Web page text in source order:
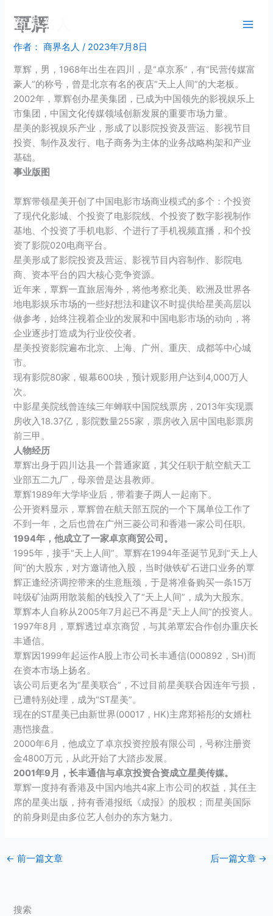
商界名人
覃辉
作者： 商界名人/ 2023年7月8日
覃辉 ，男，1968年出生在四川，是“卓京系”，有“民营传媒富
豪人”的称号，曾是北京有名的夜店“天上人间”的大老板。
2002年，覃辉创办星美集团 ，已成为中国领先的影视娱乐上
市集团，中国文化传媒领域创新发展的重要市场力量。
星美的影视娱乐产业，形成了以影院投资及营运、影视节目
投资、制作及发行、电子商务为主体的业务战略构架和产业
基础。
事业版图
覃辉带领星美开创了中国电影市场商业模式的多个：个投资
了现代化影城、个投资了电影院线、个投资了数字影视制作
基地、个投资了手机电影、个进行了手机视频直播，和个投
资了影院020电商平台。
星美形成了影院投资及营运、影视节目内容制作、影院电
商、资本平台的四大核心竞争资源。
近年来，覃辉一直旅居海外，将他考察北美、欧洲及世界各
地电影娱乐市场的一些好想法和建议不时提供给星美高层以
做参考，始终注视着企业的发展和中国电影市场的动向，将
企业逐步打造成为行业佼佼者。
星美投资影院遍布北京、上海、广州、重庆、成都等中心城
市。
现有影院80家，银幕600块，预计观影用户达到4,000万人
次。
中影星美院线曾连续三年蝉联中国院线票房，2013年实现票
房收入18.37亿，影院数量255家，票房收入居中国电影票房
前三甲。
人物经历
覃辉出身于四川达县一个普通家庭，其父任职于航空航天工
业部五二九厂，母亲曾是达县教师。
覃辉1989年大学毕业后，带着妻子两人一起南下。
公开资料显示，覃辉曾在航天部五院的一个下属单位工作了
不到一年，之后也曾在广州三菱公司和香港一家公司任职。
1994年，他成立了一家卓京商贸公司。
1995年，接手“天上人间”。覃辉在1994年圣诞节见到“天上人
间”的大股东 ，对方邀请他入股，当时做铁矿石进口业务的覃
辉正逢经济调控带来的生意瓶颈，于是将准备购买一条15万
吨级矿油两用散装船的钱投入了“天上人间”，成为大股东。
覃辉本人自称从2005年7月起已不再是“天上人间”的投资人。
1997年8月，覃辉透过卓京商贸，与其弟覃宏合作创办重庆长
丰通信。
覃辉因1999年起运作A股上市公司长丰通信(000892，SH)而
在资本市场上扬名。
该公司后更名为“星美联合”，不过目前星美联合因连年亏损，
已遭特别处理，成为“ST星美”。
现在的ST星美已由新世界(00017，HK)主席郑裕彤的女婿杜
惠恺接盘。
2000年6月，他成立了卓京投资控股有限公司，号称注册资
金4800万元，从此开始了大踏步发展。
2001年9月，长丰通信与卓京投资合资成立星美传媒。
覃辉一度持有香港及中国内地共4家上市公司的权益，其任主
席的星美出版，持有香港报纸《成报》的股权；而星美国际
的前身则是由多位艺人创办的东方魅力。
← 前一篇文章 后一篇文章 →
搜索